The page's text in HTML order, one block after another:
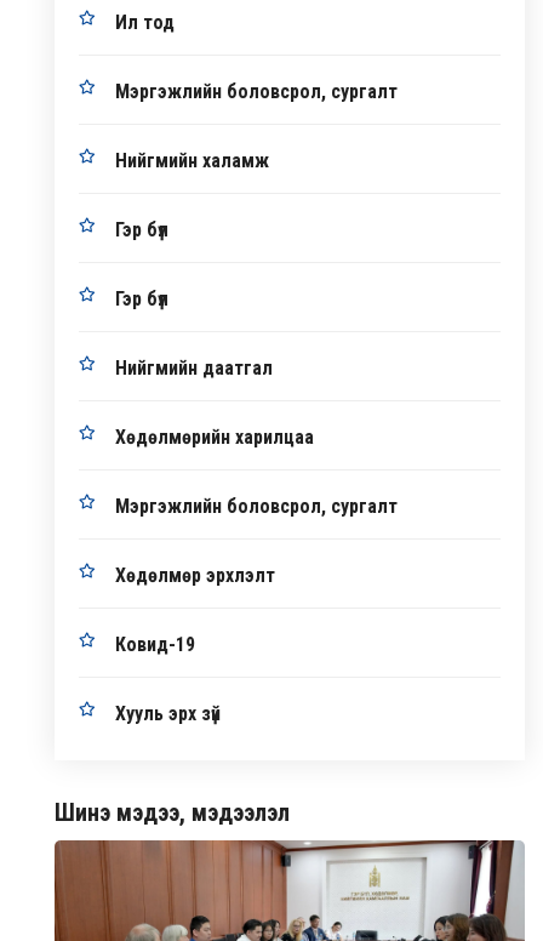
Ил тод
Мэргэжлийн боловсрол, сургалт
Нийгмийн халамж
Гэр бүл
Гэр бүл
Нийгмийн даатгал
Хөдөлмөрийн харилцаа
Мэргэжлийн боловсрол, сургалт
Хөдөлмөр эрхлэлт
Ковид-19
Хууль эрх зүй
Шинэ мэдээ, мэдээлэл